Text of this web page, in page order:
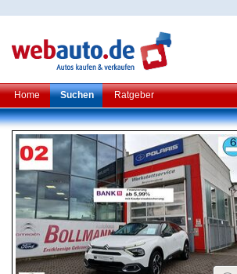
Home Suchen Ratgeber